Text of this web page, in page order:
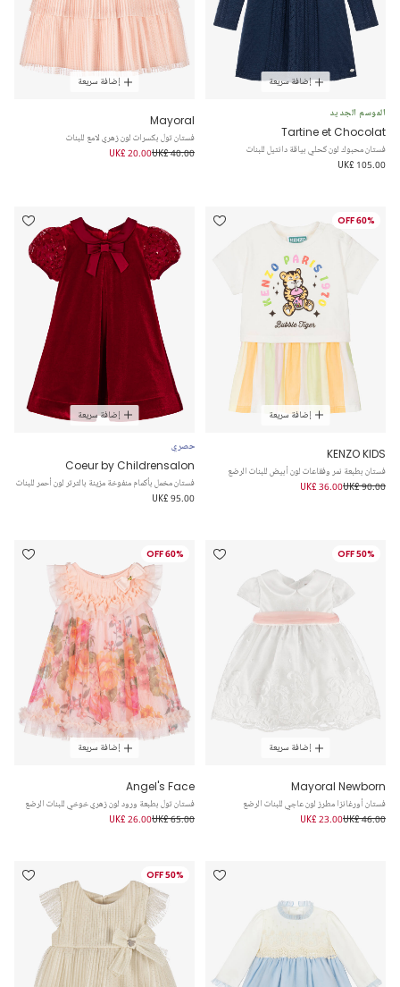
إضافة سريعة
الموسم الجديد
Tartine et Chocolat
فستان محبوك لون كحلي بياقة دانتيل للبنات
UK£ 105.00
إضافة سريعة
Mayoral
فستان تول بكسرات لون زهري لامع للبنات
UK£ 40.00
UK£ 20.00
60% OFF
إضافة سريعة
KENZO KIDS
فستان بطبعة نمر وفقاعات لون أبيض للبنات الرضع
UK£ 90.00
UK£ 36.00
إضافة سريعة
حصري
Coeur by Childrensalon
فستان مخمل بأكمام منفوخة مزينة بالترتر لون أحمر للبنات
UK£ 95.00
50% OFF
إضافة سريعة
Mayoral Newborn
فستان أورغانزا مطرز لون عاجي للبنات الرضع
UK£ 46.00
UK£ 23.00
60% OFF
إضافة سريعة
Angel's Face
فستان تول بطبعة ورود لون زهري خوخي للبنات الرضع
UK£ 65.00
UK£ 26.00
50% OFF